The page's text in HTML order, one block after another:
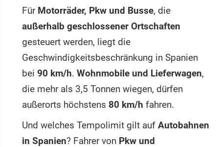
Für Motorräder, Pkw und Busse, die
außerhalb geschlossener Ortschaften
gesteuert werden, liegt die
Geschwindigkeitsbeschränkung in Spanien
bei 90 km/h. Wohnmobile und Lieferwagen,
die mehr als 3,5 Tonnen wiegen, dürfen
außerorts höchstens 80 km/h fahren.
Und welches Tempolimit gilt auf Autobahnen
in Spanien? Fahrer von Pkw und